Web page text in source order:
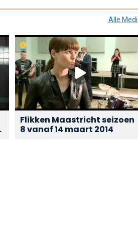
Alle
Flikken Maastricht seizoen
8 vanaf 14 maart 2014